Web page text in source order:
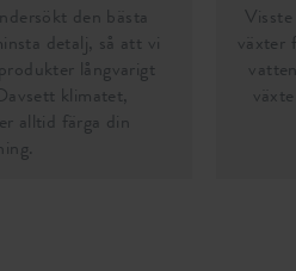
den bästa
detalj, så att vi
långvarigt
klimatet,
alltid färga din
växter